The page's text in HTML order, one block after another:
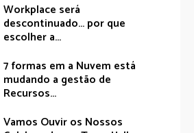
Workplace será
descontinuado… por que
escolher a...
7 formas em a Nuvem está
mudando a gestão de
Recursos...
Vamos Ouvir os Nossos